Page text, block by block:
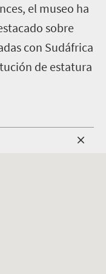
el museo ha
sobre
con Sudáfrica
de estatura